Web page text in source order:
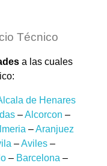
Técnico
a las cuales
de Henares
–Alcorcon –
–Aranjuez
–Aviles –
– Barcelona –